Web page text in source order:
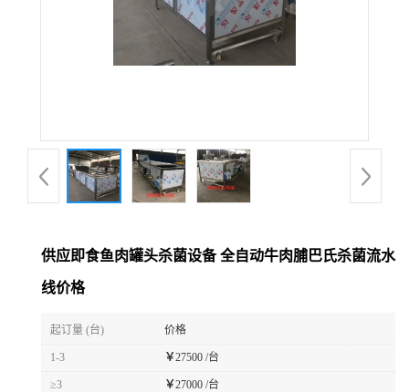
供应即食鱼肉罐头杀菌设备 全自动牛肉脯巴氏杀菌流水
线价格
起订量 (台) 价格
1-3 ￥27500 /台
≥3 ￥27000 /台